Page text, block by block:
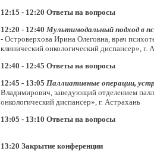
12:15 - 12:20 Ответы на вопросы
12:20 - 12:40 Мультимодальный подход в
- Островерхова Ирина Олеговна, врач
клинический онкологический диспансер», г.
12:40 - 12:45 Ответы на вопросы
12:45 - 13:05 Паллиативные операции,
Владимирович, заведующий отделением
онкологический диспансер», г. Астрахань
13:05 - 13:10 Ответы на вопросы
13:20 Закрытие конференции